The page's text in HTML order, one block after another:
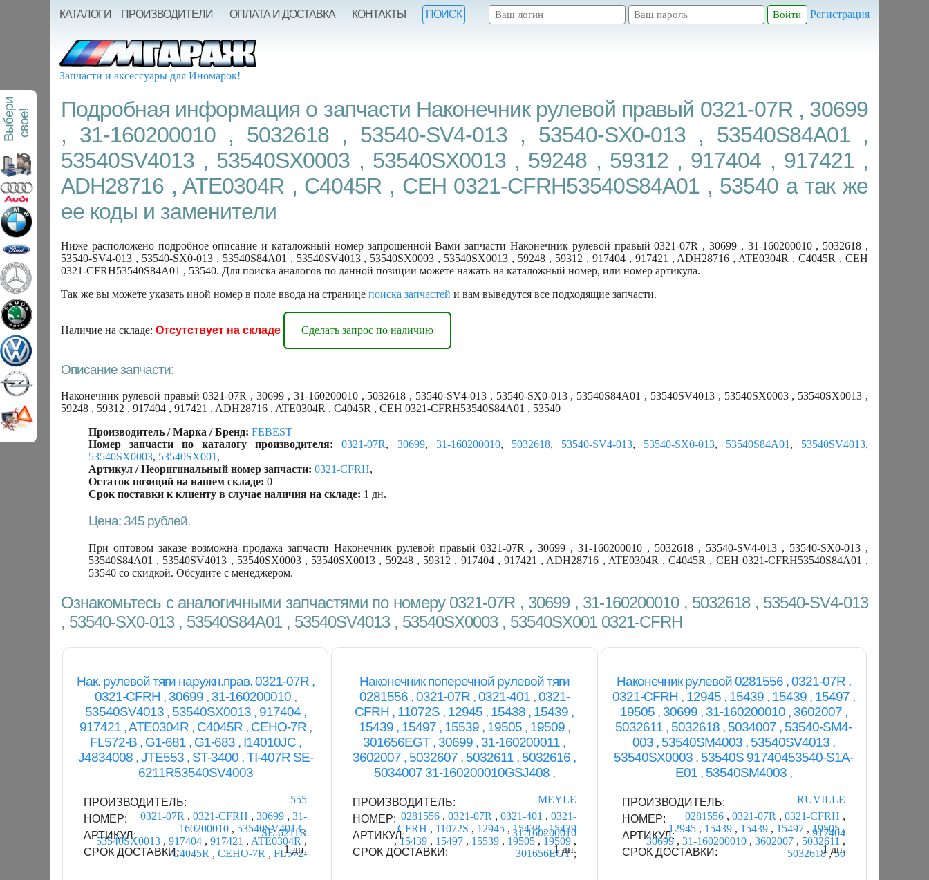
В
ы
б
е
р
и
с
в
о
е!
Регистрация
КАТАЛОГИ ПРОИЗВОДИТЕЛИ ОПЛАТА И ДОСТАВКА КОНТАКТЫ ПОИСК
Запчасти и аксессуары для Иномарок!
Подробная информация о запчасти Наконечник рулевой правый 0321-07R , 30699
, 31-160200010 , 5032618 , 53540-SV4-013 , 53540-SX0-013 , 53540S84A01 ,
53540SV4013 , 53540SX0003 , 53540SX0013 , 59248 , 59312 , 917404 , 917421 ,
ADH28716 , ATE0304R , C4045R , CEH 0321-CFRH53540S84A01 , 53540 а так же
ее коды и заменители
Ниже расположено подробное описание и каталожный номер запрошенной Вами запчасти Наконечник рулевой правый 0321-07R , 30699 , 31-160200010 , 5032618 ,
53540-SV4-013 , 53540-SX0-013 , 53540S84A01 , 53540SV4013 , 53540SX0003 , 53540SX0013 , 59248 , 59312 , 917404 , 917421 , ADH28716 , ATE0304R , C4045R , CEH
0321-CFRH53540S84A01 , 53540. Для поиска аналогов по данной позиции можете нажать на каталожный номер, или номер артикула.
Так же вы можете указать иной номер в поле ввода на странице поиска запчастей и вам выведутся все подходящие запчасти.
Наличие на складе: Отсутствует на складе Сделать запрос по наличию
Описание запчасти:
Наконечник рулевой правый 0321-07R , 30699 , 31-160200010 , 5032618 , 53540-SV4-013 , 53540-SX0-013 , 53540S84A01 , 53540SV4013 , 53540SX0003 , 53540SX0013 ,
59248 , 59312 , 917404 , 917421 , ADH28716 , ATE0304R , C4045R , CEH 0321-CFRH53540S84A01 , 53540
Производитель / Марка / Бренд: FEBEST
Номер запчасти по каталогу производителя:
0321-07R, 30699, 31-160200010, 5032618, 53540-SV4-013, 53540-SX0-013, 53540S84A01 , 53540SV4013,
53540SX0003, 53540SX001 ,
Артикул / Неоригинальный номер запчасти: 0321-CFRH,
Остаток позиций на нашем складе: 0
Срок поставки к клиенту в случае наличия на складе: 1 дн.
Цена: 345 рублей.
При оптовом заказе возможна продажа запчасти Наконечник рулевой правый 0321-07R , 30699 , 31-160200010 , 5032618 , 53540-SV4-013 , 53540-SX0-013 ,
53540S84A01 , 53540SV4013 , 53540SX0003 , 53540SX0013 , 59248 , 59312 , 917404 , 917421 , ADH28716 , ATE0304R , C4045R , CEH 0321-CFRH53540S84A01 ,
53540 со скидкой. Обсудите с менеджером.
Ознакомьтесь с аналогичными запчастями по номеру 0321-07R , 30699 , 31-160200010 , 5032618 , 53540-SV4-013
, 53540-SX0-013 , 53540S84A01 , 53540SV4013 , 53540SX0003 , 53540SX001 0321-CFRH
Нак. рулевой тяги наружн.прав. 0321-07R ,
0321-CFRH , 30699 , 31-160200010 ,
53540SV4013 , 53540SX0013 , 917404 ,
917421 , ATE0304R , C4045R , CEHO-7R ,
FL572-B , G1-681 , G1-683 , I14010JC ,
J4834008 , JTE553 , ST-3400 , TI-407R SE-
6211R53540SV4003
ПРОИЗВОДИТЕЛЬ:
555
НОМЕР:
0321-07R ,0321-CFRH ,30699 ,31-
160200010 , 53540SV4013,
53540SX0013 ,917404 ,917421 , ATE0304R ,
C4045R ,CEHO-7R ,FL572-
АРТИКУЛ:
SE-6211R
СРОК ДОСТАВКИ:
1 дн.
Наконечник поперечной рулевой тяги
0281556 , 0321-07R , 0321-401 , 0321-
CFRH , 11072S , 12945 , 15438 , 15439 ,
15439 , 15497 , 15539 , 19505 , 19509 ,
301656EGT , 30699 , 31-160200011 ,
3602007 , 5032607 , 5032611 , 5032616 ,
5034007 31-160200010GSJ408 ,
ПРОИЗВОДИТЕЛЬ:
MEYLE
НОМЕР: 0281556 , 0321-07R , 0321-401 , 0321-
CFRH , 11072S , 12945 , 15438,15439
,15439 , 15497 , 15539 , 19505 , 19509 ,
301656EGT,
АРТИКУЛ:
31-160200010
СРОК ДОСТАВКИ:
1 дн.
Наконечник рулевой 0281556 , 0321-07R ,
0321-CFRH , 12945 , 15439 , 15439 , 15497 ,
19505 , 30699 , 31-160200010 , 3602007 ,
5032611 , 5032618 , 5034007 , 53540-SM4-
003 , 53540SM4003 , 53540SV4013 ,
53540SX0003 , 53540S 91740453540-S1A-
E01 , 53540SM4003 ,
ПРОИЗВОДИТЕЛЬ:
RUVILLE
НОМЕР:
0281556 , 0321-07R , 0321-CFRH ,
12945 , 15439 , 15439 , 15497 , 19505,
30699 , 31-160200010 , 3602007 , 5032611 ,
5032618,50
АРТИКУЛ:
917404
СРОК ДОСТАВКИ:
1 дн.